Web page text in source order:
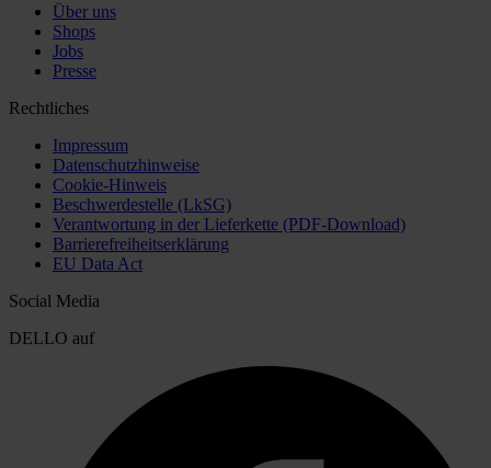
Über uns
Shops
Jobs
Presse
Rechtliches
Impressum
Datenschutzhinweise
Cookie-Hinweis
Beschwerdestelle (LkSG)
Verantwortung in der Lieferkette (PDF-Download)
Barrierefreiheitserklärung
EU Data Act
Social Media
DELLO auf